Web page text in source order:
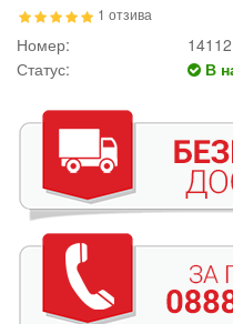
1 отзива
Номер:
14112
Статус:
В